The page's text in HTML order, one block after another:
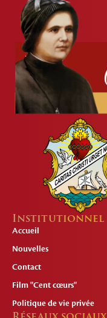
Institutionnel
Accueil
Nouvelles
Contact
Film "Cent cœurs"
Politique de vie privée